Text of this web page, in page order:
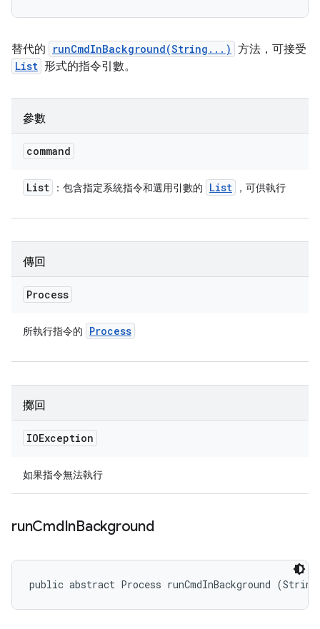
替代的 runCmdInBackground(String...) 方法，可接受
List 形式的指令引數。
參數
command
List ：包含指定系統指令和選用引數的 List ，可供執行
傳回
Process
所執行指令的 Process
擲回
IOException
如果指令無法執行
runCmdInBackground
public abstract Process runCmdInBackground